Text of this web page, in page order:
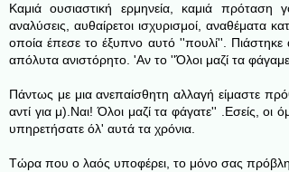
Καμιά ουσιαστική ερμηνεία, καμιά πρόταση
αναλύσεις, αυθαίρετοι ισχυρισμοί, αναθέματα
οποία έπεσε το έξυπνο αυτό ''πουλί''.
απόλυτα ανιστόρητο. 'Αν το ''Όλοι μαζί τα
Πάντως με μια ανεπαίσθητη αλλαγή είμαστε
αντί για μ).Ναι! Όλοι μαζί τα φάγατε'' .Εσείς, οι
υπηρετήσατε όλ' αυτά τα χρόνια.
Τώρα που ο λαός υποφέρει, το μόνο σας